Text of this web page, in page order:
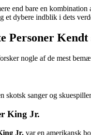
end bare en
et dybere indblik i dets
Personer
nogle af de mest
skotsk sanger og
King Jr.
Jr. var en amerikansk